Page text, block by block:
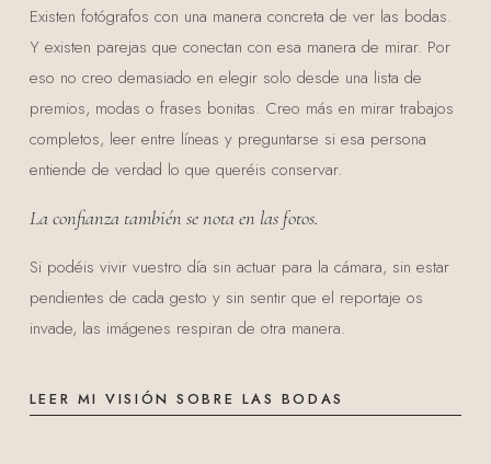
Existen fotógrafos con una manera concreta de ver las bodas.
Y existen parejas que conectan con esa manera de mirar. Por
eso no creo demasiado en elegir solo desde una lista de
premios, modas o frases bonitas. Creo más en mirar trabajos
completos, leer entre líneas y preguntarse si esa persona
entiende de verdad lo que queréis conservar.
La confianza también se nota en las fotos.
Si podéis vivir vuestro día sin actuar para la cámara, sin estar
pendientes de cada gesto y sin sentir que el reportaje os
invade, las imágenes respiran de otra manera.
LEER MI VISIÓN SOBRE LAS BODAS